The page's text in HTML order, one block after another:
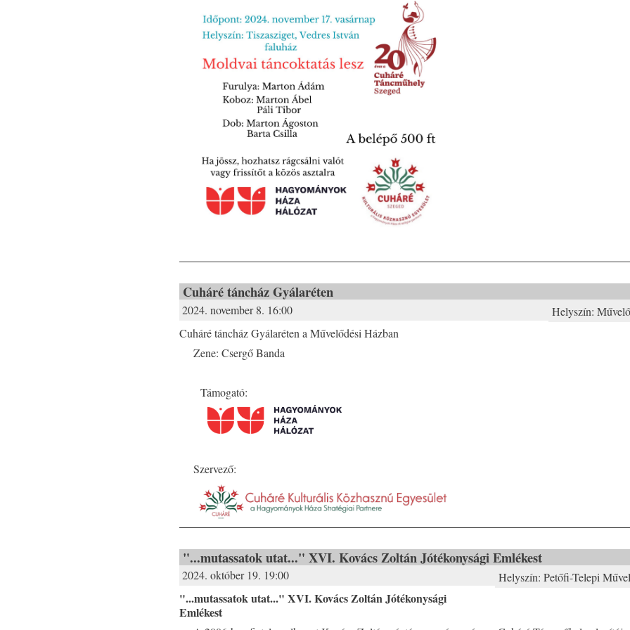
Cuháré táncház Gyálaréten
2024. november 8. 16:00 Helyszín:
Cuháré táncház Gyálaréten a Művelődési Házban
Zene: Csergő Banda
Támogató:
Szervező:
"...mutassatok utat..." XVI. Kovács Zoltán Jótékonysági Emlékest
2024. október 19. 19:00 Helyszín: Petőfi-Telepi
"...mutassatok utat..." XVI. Kovács Zoltán Jótékonysági
Emlékest